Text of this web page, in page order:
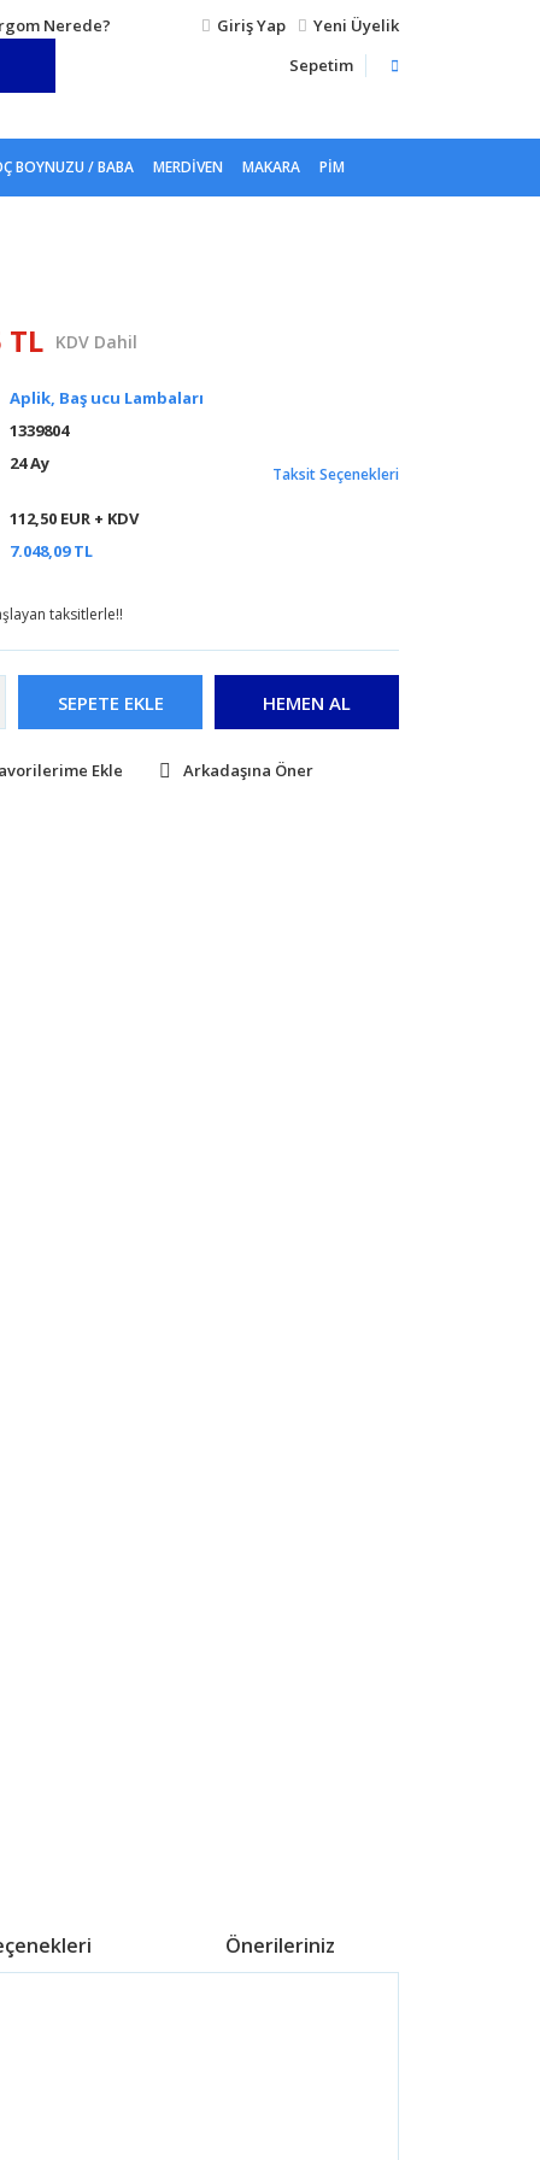
Nerede? Giriş Yap
Yeni Üyelik
Sepetim
BOYNUZU / BABA MERDIVEN MAKARA PIM
TL KDV Dahil
Aplik, Baş ucu Lambaları
1339804
24 Ay
112,50 EUR + KDV
7.048,09 TL
Taksit Seçenekleri
taksitlerle!!
SEPETE EKLE HEMEN AL
Arkadaşına Öner
Önerileriniz